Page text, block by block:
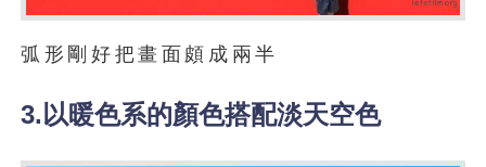
弧形剛好把畫面頗成兩半
3.以暖色系的顏色搭配淡天空色